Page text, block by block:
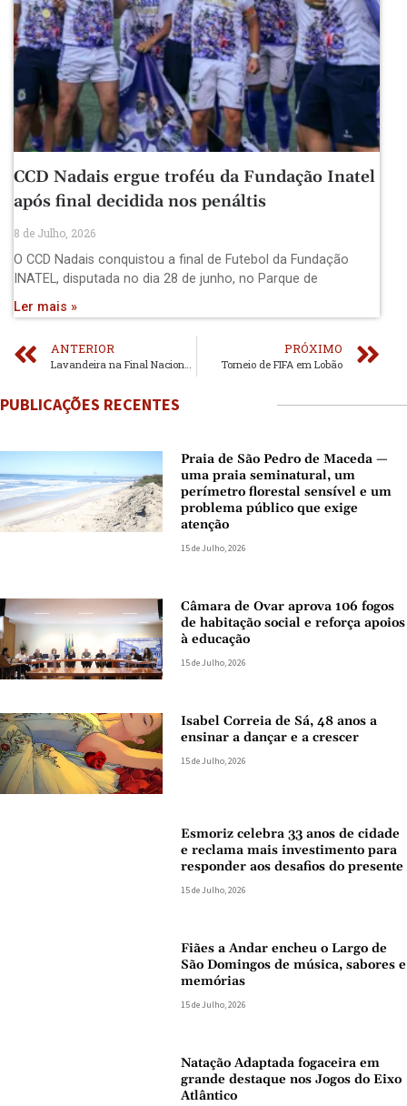
CCD Nadais ergue troféu da Fundação Inatel
após final decidida nos penáltis
8 de Julho, 2026
O CCD Nadais conquistou a final de Futebol da Fundação
INATEL, disputada no dia 28 de junho, no Parque de
Ler mais »
ANTERIOR PRÓXIMO
Torneio de FIFA em Lobão
PUBLICAÇÕES RECENTES
Praia de São Pedro de Maceda —
uma praia seminatural, um
perímetro florestal sensível e um
problema público que exige
atenção
15 de Julho, 2026
Câmara de Ovar aprova 106 fogos
de habitação social e reforça apoios
à educação
15 de Julho, 2026
Isabel Correia de Sá, 48 anos a
ensinar a dançar e a crescer
15 de Julho, 2026
Esmoriz celebra 33 anos de cidade
e reclama mais investimento para
responder aos desafios do presente
15 de Julho, 2026
Fiães a Andar encheu o Largo de
São Domingos de música, sabores e
memórias
15 de Julho, 2026
Natação Adaptada fogaceira em
grande destaque nos Jogos do Eixo
Atlântico